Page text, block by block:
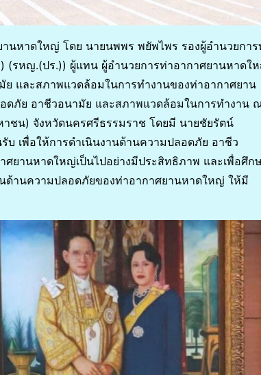
นหาดใหญ่ โดย นายนพพร พยัพไพร รองผู้อำนวยการ
(รหญ.(ปร.)) ผู้แทน ผู้อำนวยการท่าอากาศยานหาดใ
และสภาพแวดล้อมในการทำงานของท่าอากาศยาน
ภัย อาชีวอนามัย และสภาพแวดล้อมในการทำงาน
ชน) จังหวัดนครศรีธรรมราช โดยมี นายชัยรัตน์
บ เพื่อให้การดำเนินงานด้านความปลอดภัย อาชีว
ยานหาดใหญ่เป็นไปอย่างมีประสิทธิภาพ และเพื่อศึก
ด้านความปลอดภัยของท่าอากาศยานหาดใหญ่ ให้มี